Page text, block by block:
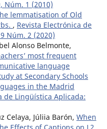
Núm. 1 (2010)
lemmatisation of Old
, Revista Electrónica de
Núm. 2 (2020)
Alonso Belmonte,
most frequent
language
at Secondary Schools
in the Madrid
de Lingüística Aplicada:
Celaya, Júliia Barón, When